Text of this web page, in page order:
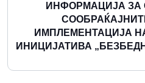
ИНФОРМАЦИЈА ЗА
ИМПЛЕМЕНТАЦИЈА
ИНИЦИЈАТИВА